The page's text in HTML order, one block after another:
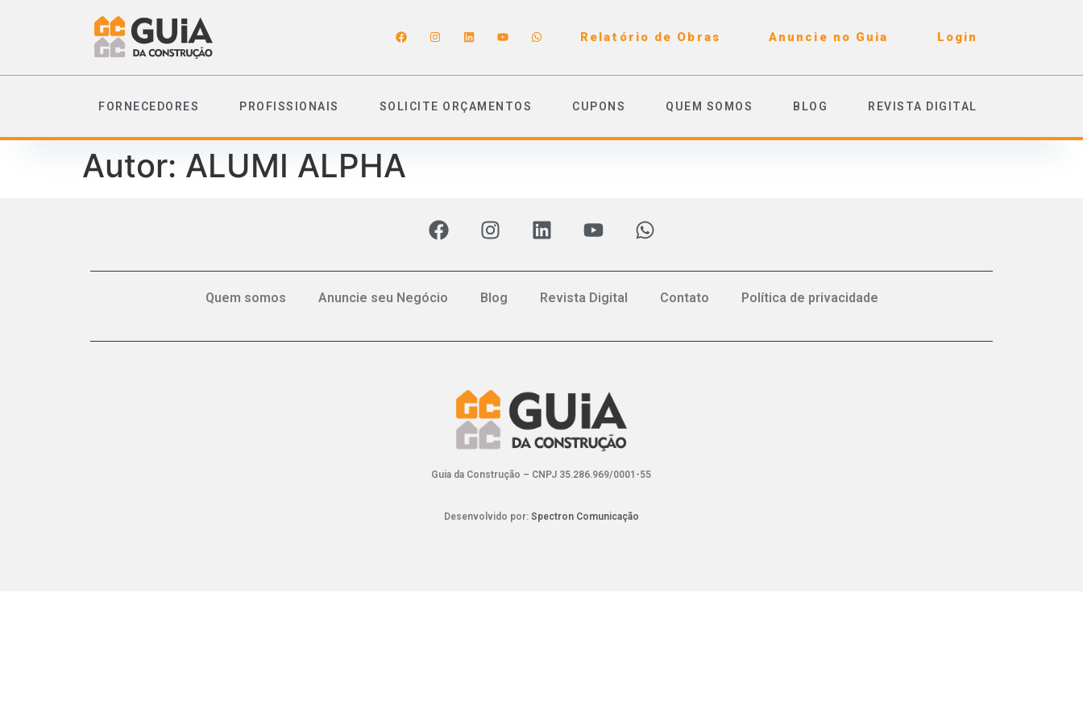
Relatório de Obras Anuncie no Guia Login
FORNECEDORES PROFISSIONAIS SOLICITE ORÇAMENTOS CUPONS QUEM SOMOS BLOG REVISTA DIGITAL
Autor: ALUMI ALPHA
Quem somos Anuncie seu Negócio Blog Revista Digital Contato Política de privacidade
Guia da Construção – CNPJ 35.286.969/0001-55
Desenvolvido por: Spectron Comunicação